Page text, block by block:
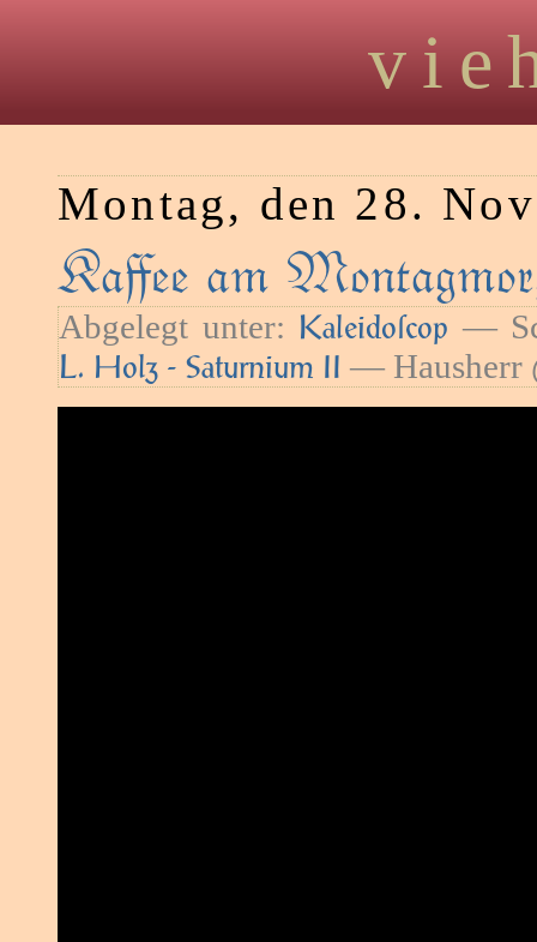
Montag, den 28.
Kaﬀee am
Abgelegt unter: Kaleidoſcop —
L. Holz - Saturnium II — Hausherr